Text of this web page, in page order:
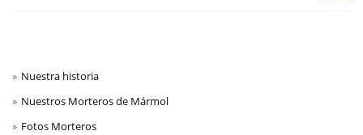
Nuestra historia
Nuestros Morteros de Mármol
Fotos Morteros